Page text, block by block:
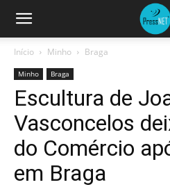
Início Minho Braga
Minho Braga
Escultura de
Vasconcelos
do Comércio
em Braga